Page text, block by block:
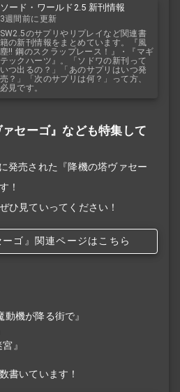
ソード・ワールド2.5 新刊情報
3週間前に更新
SW2.5のサプリやリプレイなど関連書
籍の新刊情報をまとめています。『風
塵!! 鋼のスクラップレース！』・『マギ
テックハーツ』。「ソドワの新刊って
いつ出るの？」「あのサプリはいつ発
売？」「次のサプリは何？」って方、
必見です。
セーゴ』なども特集して
発売された『降機の塔ヴァセー
！
ひ見ていってください！
ーゴ』関連ページはこちら
動機が降る街で』
』
書いています！